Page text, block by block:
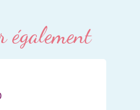
également